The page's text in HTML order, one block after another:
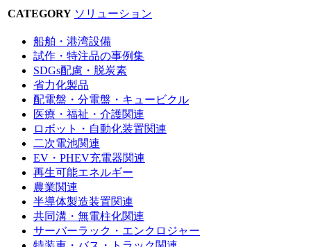
CATEGORY ソリューション
船舶・港湾設備
試作・特注品の事例集
SDGs配慮・脱炭素
省力化製品
配電盤・分電盤・キュービクル
医療・福祉・介護関連
ロボット・自動化装置関連
二次電池関連
EV・PHEV充電器関連
再生可能エネルギー
農業関連
半導体製造装置関連
共同溝・無電柱化関連
サーバーラック・エンクロジャー